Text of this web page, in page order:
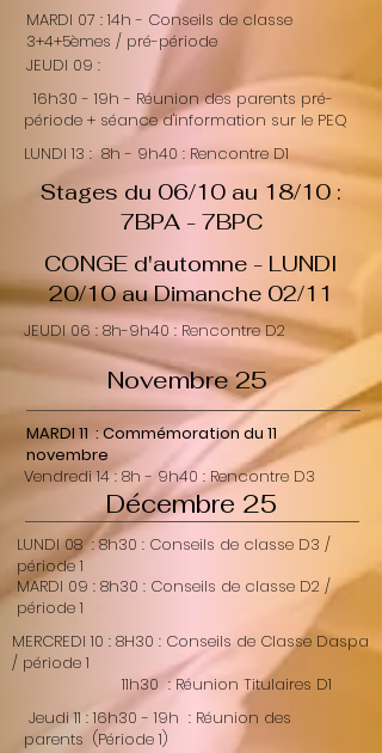
MARDI 07 : 14h - Conseils de classe
3+4+5èmes / pré-période
JEUDI 09 :
16h30 - 19h - Réunion des parents pré-
période + séance d'information sur le PEQ
LUNDI 13 : 8h - 9h40 : Rencontre D1
Stages du 06/10 au 18/10 :
7BPA - 7BPC
CONGE d'automne - LUNDI
20/10 au Dimanche 02/11
JEUDI 06 : 8h-9h40 : Rencontre D2
Novembre 25
MARDI 11 : Commémoration du 11
novembre
Vendredi 14 : 8h - 9h40 : Rencontre D3
Décembre 25
LUNDI 08 : 8h30 : Conseils de classe D3 /
période 1
MARDI 09 : 8h30 : Conseils de classe D2 /
période 1
MERCREDI 10 : 8H30 : Conseils de Classe Daspa
/ période 1
11h30 : Réunion Titulaires D1
Jeudi 11 : 16h30 - 19h : Réunion des
parents (Période 1)